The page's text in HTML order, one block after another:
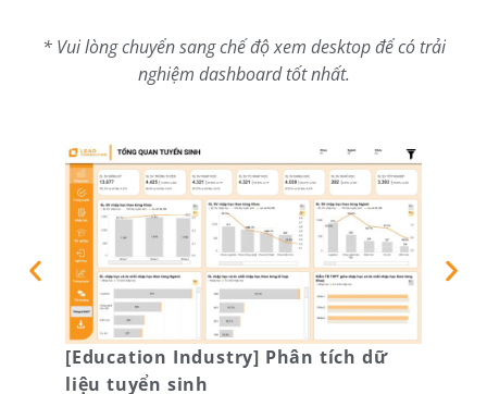
* Vui lòng chuyển sang chế độ xem desktop để có trải
nghiệm dashboard tốt nhất.
[Education Industry] Phân tích dữ
liệu tuyển sinh